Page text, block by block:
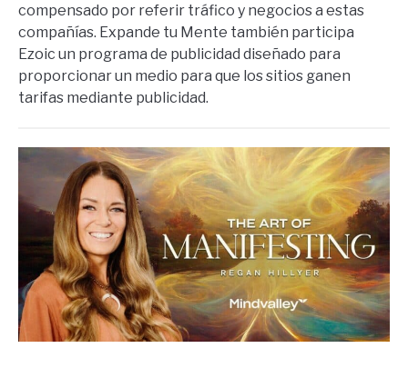
compensado por referir tráfico y negocios a estas
compañías. Expande tu Mente también participa
Ezoic un programa de publicidad diseñado para
proporcionar un medio para que los sitios ganen
tarifas mediante publicidad.